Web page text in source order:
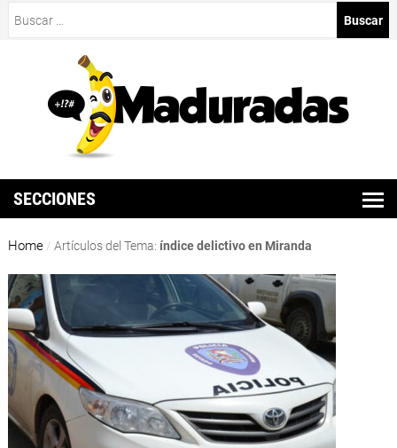
SECCIONES
Home / Artículos del Tema: índice delictivo en Miranda